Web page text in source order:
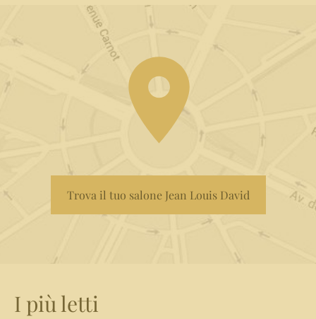
Trova il tuo salone Jean Louis David
I più letti